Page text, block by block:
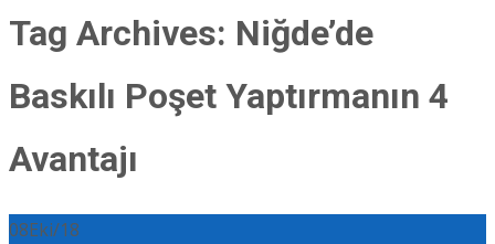
Tag Archives: Niğde’de
Baskılı Poşet Yaptırmanın 4
Avantajı
08Eki/18